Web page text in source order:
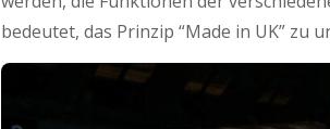
bedeutet, das Prinzip “Made in UK” zu